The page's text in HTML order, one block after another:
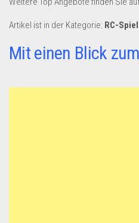
Anmelden
Kostenlos Registrieren
Newsletter
Artikel ist in der Kategorie: RC-
Mit einen Blick